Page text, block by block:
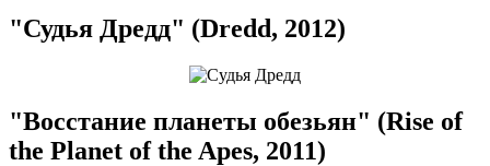
"Судья Дредд" (Dredd, 2012)
"Восстание планеты обезьян" (Rise of
the Planet of the Apes, 2011)